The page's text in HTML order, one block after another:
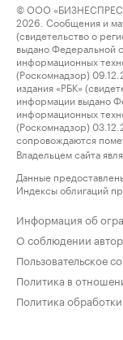
© ООО
2026. Сообщения и
(свидетельство о
выдано Федеральной
информационных
(Роскомнадзор)
издания «РБК»
информации выдано
информационных
(Роскомнадзор)
сопровождаются
Владельцем сайта
Данные
Индексы облигаций
Информация об
О соблюдении
Пользовательское
Политика в
Политика